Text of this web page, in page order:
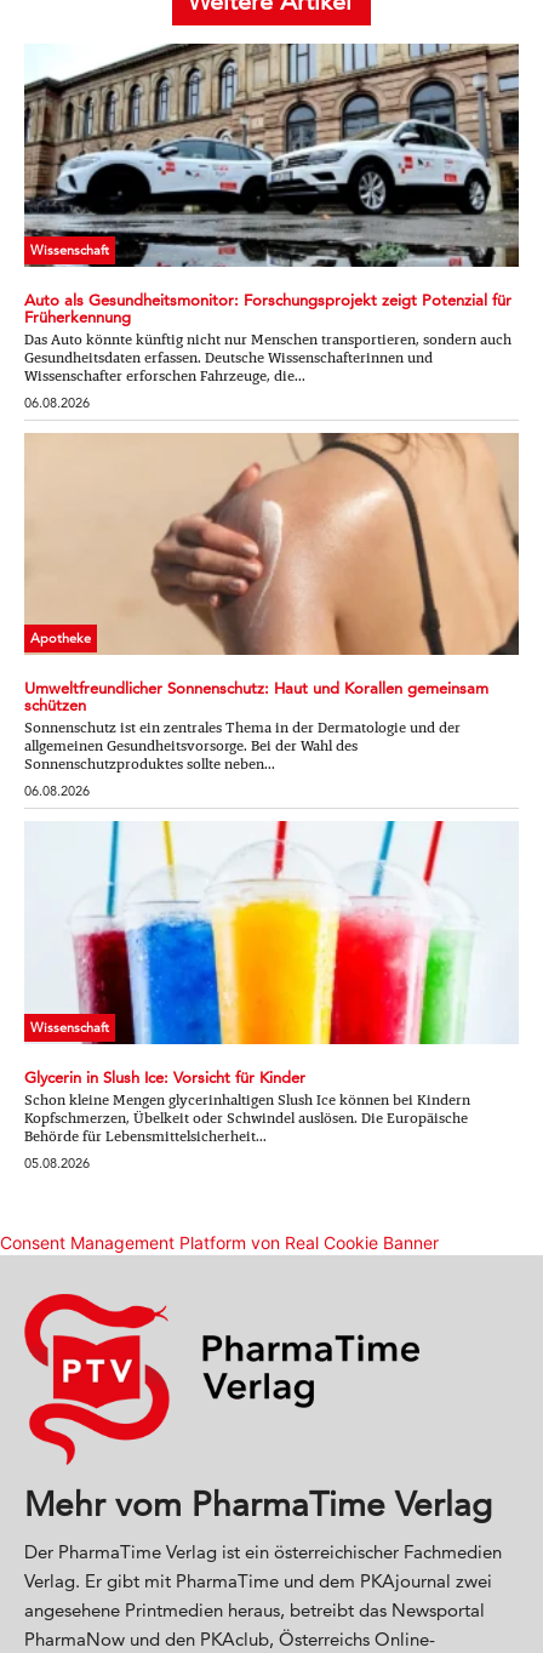
Mehr vom PharmaTime Verlag
Der PharmaTime Verlag ist ein österreichischer Fachmedien
Verlag. Er gibt mit PharmaTime und dem PKAjournal zwei
angesehene Printmedien heraus, betreibt das Newsportal
PharmaNow und den PKAclub, Österreichs Online-